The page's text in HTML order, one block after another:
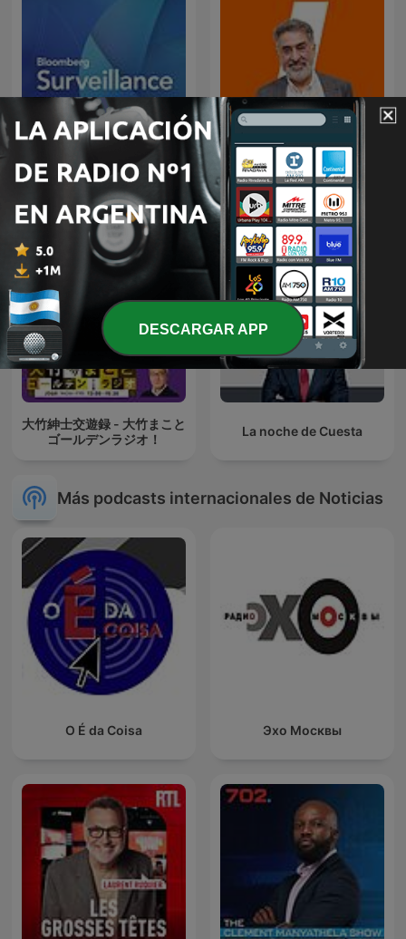
Bloomberg Surveillance
Mañanas en Libertad con
Luis del Pino
大竹紳士交遊録 - 大竹まこと
ゴールデンラジオ！
La noche de Cuesta
Más podcasts internacionales de Noticias
O É da Coisa Эхо Москвы
DESCARGAR APP